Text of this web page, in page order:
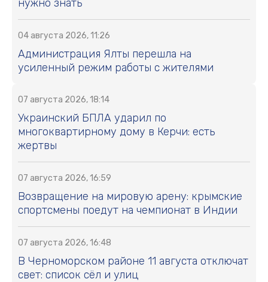
нужно знать
04 августа 2026, 11:26
Администрация Ялты перешла на
усиленный режим работы с жителями
07 августа 2026, 18:14
Украинский БПЛА ударил по
многоквартирному дому в Керчи: есть
жертвы
07 августа 2026, 16:59
Возвращение на мировую арену: крымские
спортсмены поедут на чемпионат в Индии
07 августа 2026, 16:48
В Черноморском районе 11 августа отключат
свет: список сёл и улиц